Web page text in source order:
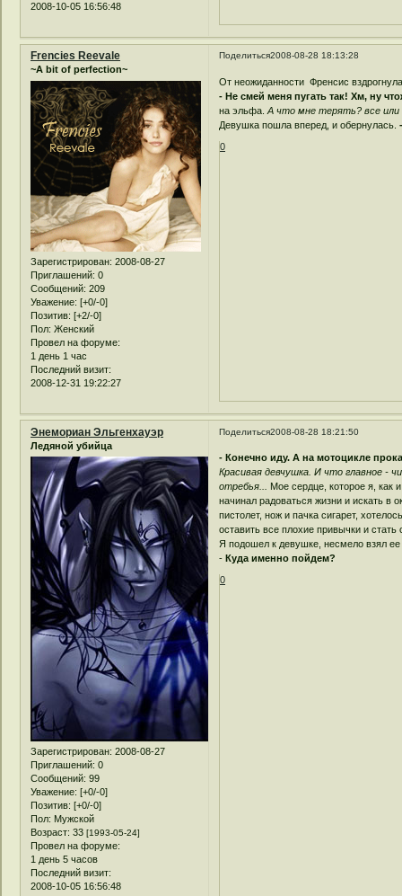
2008-10-05 16:56:48
Поделиться2008-08-28 18:13:28
Frencies Reevale
~A bit of perfection~
Зарегистрирован: 2008-08-27
Приглашений: 0
Сообщений: 209
Уважение: [+0/-0]
Позитив: [+2/-0]
Пол: Женский
Провел на форуме:
1 день 1 час
Последний визит:
2008-12-31 19:22:27
От неожиданности Френсис
- Не смей меня пугать так! Хм, ну
на эльфа.А что мне терять? все или
Девушка пошла вперед, и обернулась.
0
Поделиться2008-08-28 18:21:50
Энемориан Эльгенхауэр
Ледяной убийца
Зарегистрирован: 2008-08-27
Приглашений: 0
Сообщений: 99
Уважение: [+0/-0]
Позитив: [+0/-0]
Пол: Мужской
Возраст: 33 [1993-05-24]
Провел на форуме:
1 день 5 часов
Последний визит:
2008-10-05 16:56:48
- Конечно иду. А на мотоцикле
Красивая девчушка. И что главное -
отребья...
Мое сердце, которое я, как
начинал радоваться жизни и искать
пистолет, нож и пачка сигарет,
оставить все плохие привычки и
Я подошел к девушке, несмело взял ее
-Куда именно пойдем?
0